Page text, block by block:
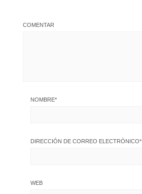
COMENTAR
NOMBRE*
DIRECCIÓN DE CORREO ELECTRÓNICO*
WEB